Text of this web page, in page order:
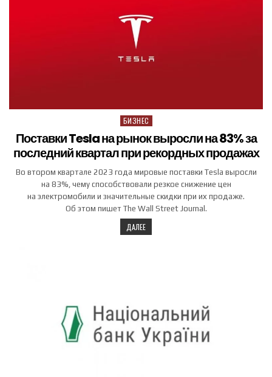
Posted in
БИЗНЕС
Поставки Tesla на рынок выросли на 83% за
последний квартал при рекордных продажах
Во втором квартале 2023 года мировые поставки Tesla выросли
на 83%, чему способствовали резкое снижение цен
на электромобили и значительные скидки при их продаже.
Об этом пишет The Wall Street Journal.
ДАЛЕЕ